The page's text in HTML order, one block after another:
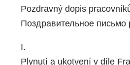
Pozdravný dopis
Поздравительное
I.
Plynutí a ukotvení v díle